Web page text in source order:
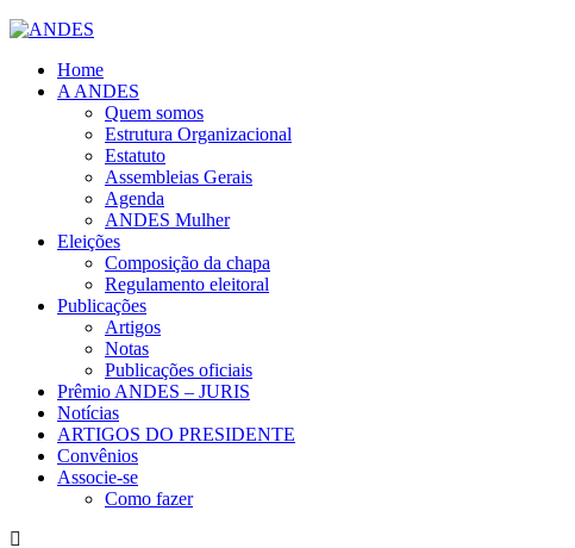
Home
A ANDES
Quem somos
Estrutura Organizacional
Estatuto
Assembleias Gerais
Agenda
ANDES Mulher
Eleições
Composição da chapa
Regulamento eleitoral
Publicações
Artigos
Notas
Publicações oficiais
Prêmio ANDES – JURIS
Notícias
ARTIGOS DO PRESIDENTE
Convênios
Associe-se
Como fazer